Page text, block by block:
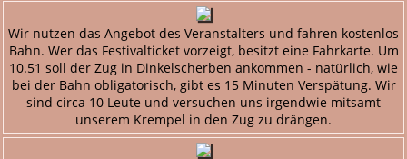
Wir nutzen das Angebot des Veranstalters und fahren kostenlos
Bahn. Wer das Festivalticket vorzeigt, besitzt eine Fahrkarte. Um
10.51 soll der Zug in Dinkelscherben ankommen - natürlich, wie
bei der Bahn obligatorisch, gibt es 15 Minuten Verspätung. Wir
sind circa 10 Leute und versuchen uns irgendwie mitsamt
unserem Krempel in den Zug zu drängen.